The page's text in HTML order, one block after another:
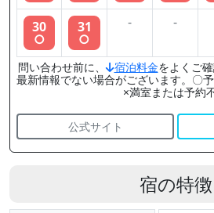
30
○
31
○
- -
問い合わせ前に、 宿泊料金をよくご
最新情報でない場合がございます。〇
×満室または予約
公式サイト
宿の特徴